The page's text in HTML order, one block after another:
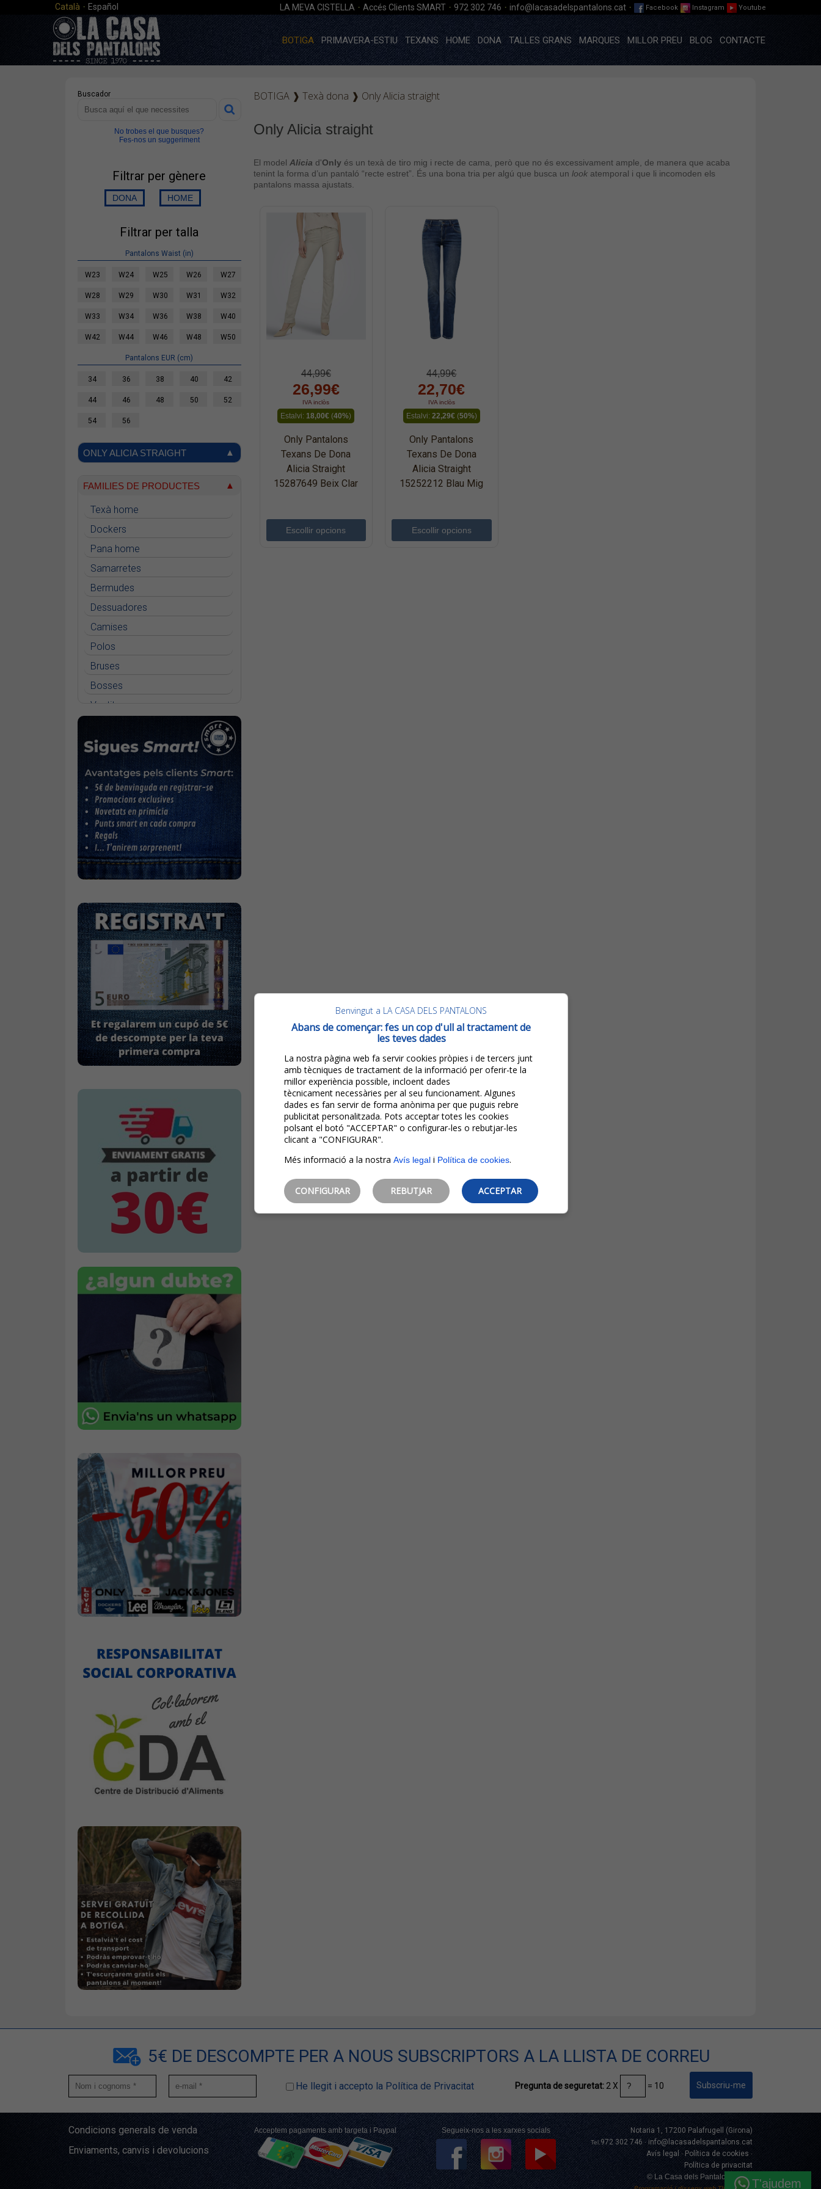
Català · Español LA MEVA CISTELLA · Accés Clients SMART · 972 302 746 · info@lacasadelspantalons.cat · Facebook Instagram Youtube
BOTIGA PRIMAVERA-ESTIU TEXANS HOME DONA TALLES GRANS MARQUES MILLOR PREU BLOG CONTACTE
Buscador
No trobes el que busques?
Fes-nos un suggeriment
Filtrar per gènere
Filtrar per talla
Pantalons Waist (in)
W23 W24 W25 W26 W27
W28 W29 W30 W31 W32
W33 W34 W36 W38 W40
W42 W44 W46 W48 W50
Pantalons EUR (cm)
34 36 38 40 42
44 46 48 50 52
54 56
ONLY ALICIA STRAIGHT
FAMILIES DE PRODUCTES
Texà home
Dockers
Pana home
Samarretes
Bermudes
Dessuadores
Camises
Polos
Bruses
Bosses
Vestits
Jerseis
Jaquetes
Accessoris
Cinturons
Bufandes i mocadors
Calçat
Gavardina estiu home
Gavardina hivern home
Mitjons
Pana dona
Roba interior
BOTIGA ❱ Texà dona ❱ Only Alicia straight
Only Alicia straight
El model Alicia d'Only és un texà de tiro mig i recte de cama, però que no és excessivament ample, de manera que acaba
tenint la forma d’un pantaló “recte estret”. És una bona tria per algú que busca un lookatemporal i que li incomoden els
pantalons massa ajustats.
44,99€
26,99€
IVA inclòs
Estalvi:18,00€ (40%)
Only Pantalons
Texans De Dona
Alicia Straight
15287649 Beix Clar
Escollir opcions
44,99€
22,70€
IVA inclòs
Estalvi: 22,29€(50%)
Only Pantalons
Texans De Dona
Alicia Straight
15252212 Blau Mig
Escollir opcions
5€ DE DESCOMPTE PER A NOUS SUBSCRIPTORS A LA LLISTA DE CORREU
He llegit i accepto la Política de Privacitat Pregunta de seguretat: 2 X = 10
Condicions generals de venda
Enviaments, canvis i devolucions
Acceptem pagaments amb targeta i Paypal Segueix-nos a les xarxes socials Notaria 1, 17200 Palafrugell (Girona)
Tel. 972 302 746 · info@lacasadelspantalons.cat
Avís legal
· Política de cookies ·
Política de privacitat
© La Casa dels Pantalons 2019
T'ajudem
Benvingut a LA CASA DELS PANTALONS
Abans de començar: fes un cop d'ull al tractament de
les teves dades
La nostra pàgina web fa servir cookies pròpies i de tercers junt
amb tècniques de tractament de la informació per oferir-te la
millor experiència possible, incloent dades
tècnicament necessàries per al seu funcionament. Algunes
dades es fan servir de forma anònima per que puguis rebre
publicitat personalitzada. Pots acceptar totes les cookies
polsant el botó "ACCEPTAR" o configurar-les o rebutjar-les
clicant a "CONFIGURAR".
Més informació a la nostra Avís legal i Política de cookies.
CONFIGURAR REBUTJAR ACCEPTAR